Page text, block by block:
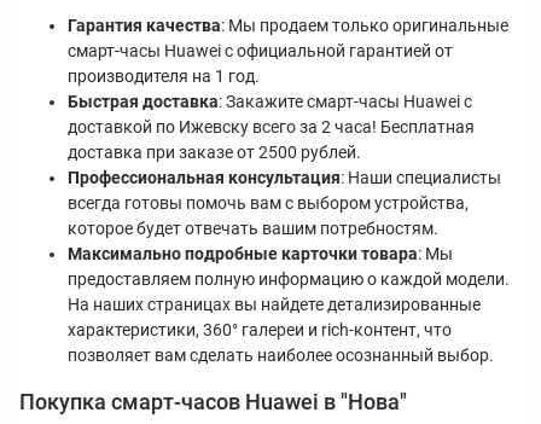
Гарантия качества: Мы продаем только оригинальные
смарт-часы Huawei с официальной гарантией от
производителя на 1 год.
Быстрая доставка: Закажите смарт-часы Huawei с
доставкой по Ижевску всего за 2 часа! Бесплатная
доставка при заказе от 2500 рублей.
Профессиональная консультация: Наши специалисты
всегда готовы помочь вам с выбором устройства,
которое будет отвечать вашим потребностям.
Максимально подробные карточки товара: Мы
предоставляем полную информацию о каждой модели.
На наших страницах вы найдете детализированные
характеристики, 360° галереи и rich-контент, что
позволяет вам сделать наиболее осознанный выбор.
Покупка смарт-часов Huawei в "Нова"